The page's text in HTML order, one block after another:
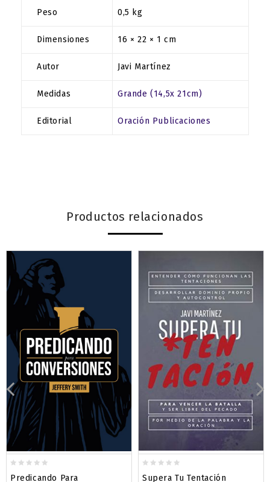
Peso 0,5 kg
Dimensiones 16 × 22 × 1 cm
Autor Javi Martínez
Medidas Grande (14,5x 21cm)
Editorial Oración Publicaciones
Productos relacionados
Predicando Para Supera Tu Tentación